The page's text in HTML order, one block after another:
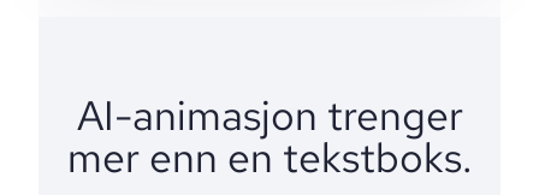
AI-animasjon trenger
mer enn en tekstboks.